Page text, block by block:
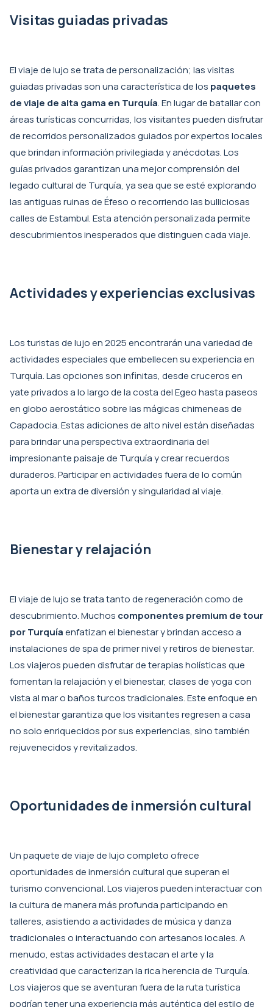
Visitas guiadas privadas
El viaje de lujo se trata de personalización; las visitas
guiadas privadas son una característica de los paquetes
de viaje de alta gama en Turquía. En lugar de batallar con
áreas turísticas concurridas, los visitantes pueden disfrutar
de recorridos personalizados guiados por expertos locales
que brindan información privilegiada y anécdotas. Los
guías privados garantizan una mejor comprensión del
legado cultural de Turquía, ya sea que se esté explorando
las antiguas ruinas de Éfeso o recorriendo las bulliciosas
calles de Estambul. Esta atención personalizada permite
descubrimientos inesperados que distinguen cada viaje.
Actividades y experiencias exclusivas
Los turistas de lujo en 2025 encontrarán una variedad de
actividades especiales que embellecen su experiencia en
Turquía. Las opciones son infinitas, desde cruceros en
yate privados a lo largo de la costa del Egeo hasta paseos
en globo aerostático sobre las mágicas chimeneas de
Capadocia. Estas adiciones de alto nivel están diseñadas
para brindar una perspectiva extraordinaria del
impresionante paisaje de Turquía y crear recuerdos
duraderos. Participar en actividades fuera de lo común
aporta un extra de diversión y singularidad al viaje.
Bienestar y relajación
El viaje de lujo se trata tanto de regeneración como de
descubrimiento. Muchos componentes premium de tour
por Turquíaenfatizan el bienestar y brindan acceso a
instalaciones de spa de primer nivel y retiros de bienestar.
Los viajeros pueden disfrutar de terapias holísticas que
fomentan la relajación y el bienestar, clases de yoga con
vista al mar o baños turcos tradicionales. Este enfoque en
el bienestar garantiza que los visitantes regresen a casa
no solo enriquecidos por sus experiencias, sino también
rejuvenecidos y revitalizados.
Oportunidades de inmersión cultural
Un paquete de viaje de lujo completo ofrece
oportunidades de inmersión cultural que superan el
turismo convencional. Los viajeros pueden interactuar con
la cultura de manera más profunda participando en
talleres, asistiendo a actividades de música y danza
tradicionales o interactuando con artesanos locales. A
menudo, estas actividades destacan el arte y la
creatividad que caracterizan la rica herencia de Turquía.
Los viajeros que se aventuran fuera de la ruta turística
podrían tener una experiencia más auténtica del estilo de